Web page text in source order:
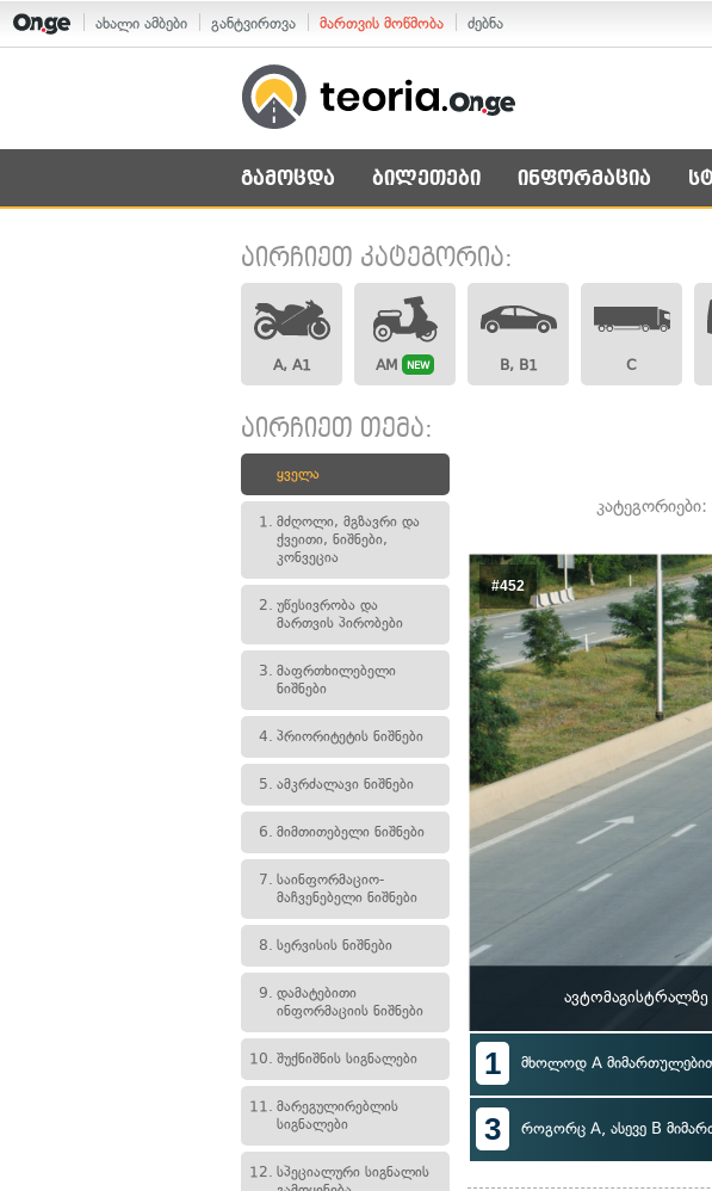
ახალი ამბები განტვირთვა მართვის მოწმობა ძებნა
გამოცდა ბილეთები ინფორმაცია
აირჩიეთ კატეგორია:
A, A1 AM NEW B, B1 C
აირჩიეთ თემა:
ყველა
1. მძღოლი, მგზავრი და
ქვეითი, ნიშნები,
კონვეცია
2. უწესივრობა და
მართვის პირობები
3. მაფრთხილებელი
ნიშნები
4. პრიორიტეტის ნიშნები
5. ამკრძალავი ნიშნები
6. მიმთითებელი ნიშნები
7. საინფორმაციო-
მაჩვენებელი ნიშნები
8. სერვისის ნიშნები
9. დამატებითი
ინფორმაციის ნიშნები
10. შუქნიშნის სიგნალები
11. მარეგულირებლის
სიგნალები
12. სპეციალური სიგნალის
კატეგორიები:
#452
1 მხოლოდ A
3 როგორც A, ასევე B